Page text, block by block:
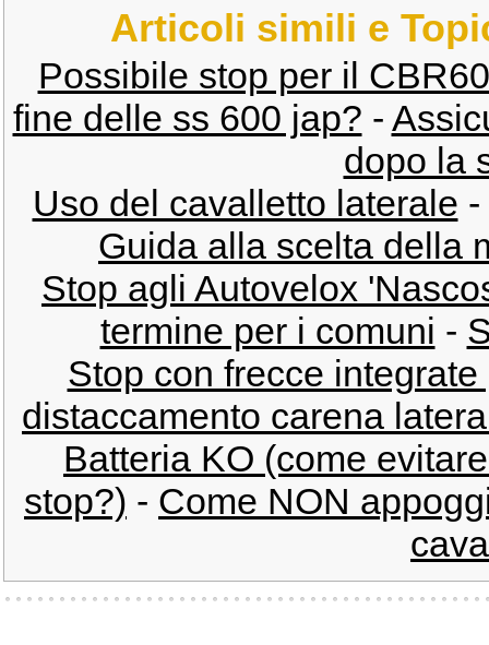
Articoli simili e
Possibile stop per il
fine delle ss 600 jap? -
dopo la
Uso del cavalletto laterale -
Guida alla scelta della
Stop agli Autovelox
termine per i comuni -
Stop con frecce
distaccamento carena
Batteria KO (come
stop?) - Come NON